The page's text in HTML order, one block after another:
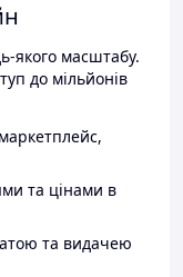
якого масштабу.
до мільйонів
та цінами в
та видачею